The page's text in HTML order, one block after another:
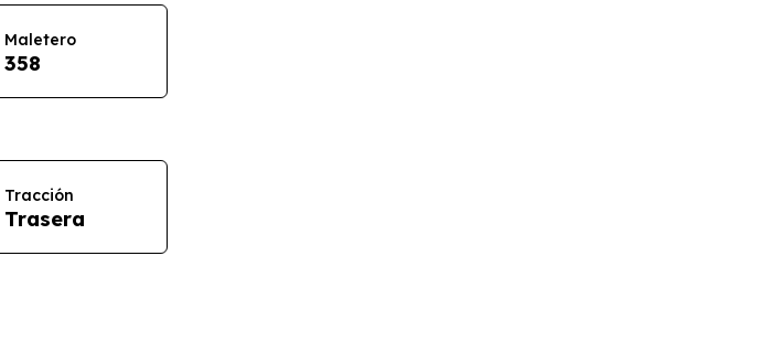
Maletero
358
Tracción
Trasera